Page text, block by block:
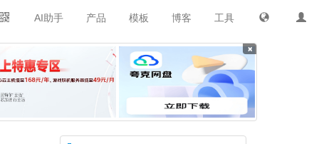
工具
博客
模板
产品
AI助手
×